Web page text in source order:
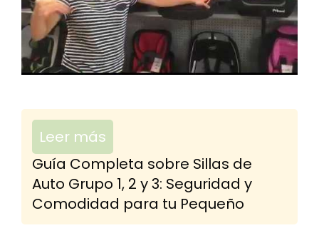
Leer más
Guía Completa sobre Sillas de
Auto Grupo 1, 2 y 3: Seguridad y
Comodidad para tu Pequeño